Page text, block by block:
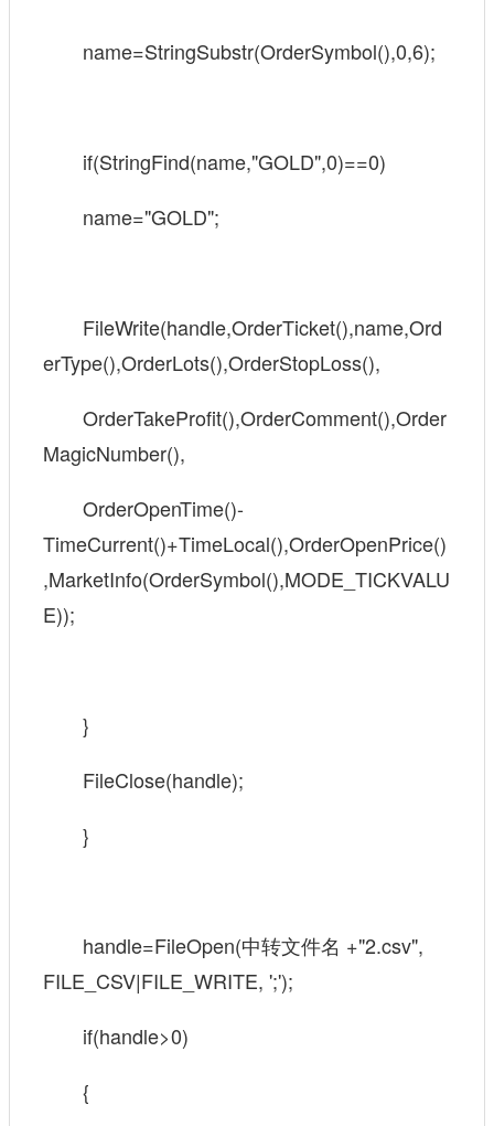
name=StringSubstr(OrderSymbol(),0,6);
if(StringFind(name,"GOLD",0)==0)
name="GOLD";
FileWrite(handle,OrderTicket(),name,Ord
erType(),OrderLots(),OrderStopLoss(),
OrderTakeProfit(),OrderComment(),Order
MagicNumber(),
OrderOpenTime()-
TimeCurrent()+TimeLocal(),OrderOpenPrice()
,MarketInfo(OrderSymbol(),MODE_TICKVALU
E));
}
FileClose(handle);
}
handle=FileOpen(中转文件名 +"2.csv",
FILE_CSV|FILE_WRITE, ';');
if(handle>0)
{